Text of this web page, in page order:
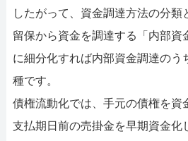
したがって、資金調達方法の分類
留保から資金を調達する「内部資
に細分化すれば内部資金調達のう
種です。
債権流動化では、手元の債権を資
支払期日前の売掛金を早期資金化